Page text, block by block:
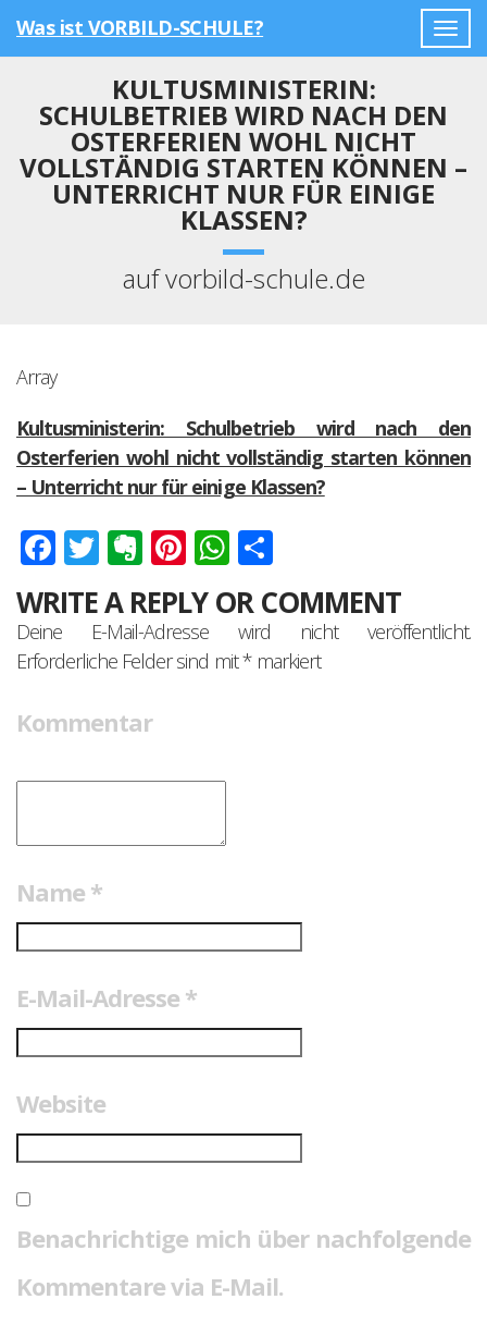
Was ist VORBILD-SCHULE?
KULTUSMINISTERIN:
SCHULBETRIEB WIRD NACH DEN
OSTERFERIEN WOHL NICHT
VOLLSTÄNDIG STARTEN KÖNNEN –
UNTERRICHT NUR FÜR EINIGE
KLASSEN?
auf vorbild-schule.de
Array
Kultusministerin: Schulbetrieb wird nach den
Osterferien wohl nicht vollständig starten können
– Unterricht nur für einige Klassen?
Facebook
Twitter
Evernote
Pinterest
WhatsApp
WRITE A REPLY OR COMMENT
Deine E-Mail-Adresse wird nicht veröffentlicht.
Erforderliche Felder sind mit*markiert
Kommentar
Name *
E-Mail-Adresse *
Website
Benachrichtige mich über nachfolgende
Kommentare via E-Mail.